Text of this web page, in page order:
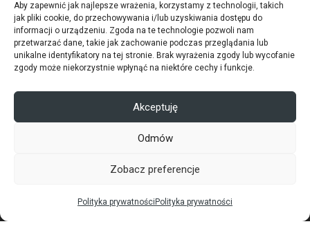
Aby zapewnić jak najlepsze wrażenia, korzystamy z technologii, takich
jak pliki cookie, do przechowywania i/lub uzyskiwania dostępu do
informacji o urządzeniu. Zgoda na te technologie pozwoli nam
przetwarzać dane, takie jak zachowanie podczas przeglądania lub
unikalne identyfikatory na tej stronie. Brak wyrażenia zgody lub wycofanie
zgody może niekorzystnie wpłynąć na niektóre cechy i funkcje.
Akceptuję
Odmów
Zobacz preferencje
Polityka prywatności Polityka prywatności
PRODUKTY
Automatyka do bram i szlabany